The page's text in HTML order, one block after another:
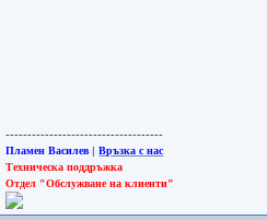
------------------------------------
Пламен Василев |Връзка с нас
Техническа поддръжка
Отдел "Обслужване на клиенти"